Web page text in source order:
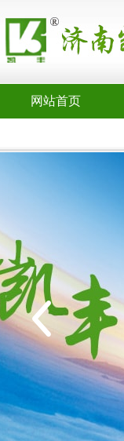
网站首页